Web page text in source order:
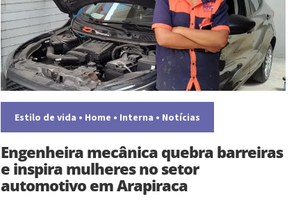
Estilo de vida • Home • Interna • Notícias
Engenheira mecânica quebra barreiras
e inspira mulheres no setor
automotivo em Arapiraca